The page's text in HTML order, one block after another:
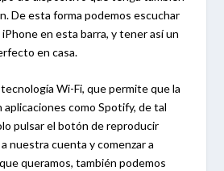
De esta forma podemos escuchar
en esta barra, y tener así un
en casa.
Wi-Fi, que permite que la
como Spotify, de tal
pulsar el botón de reproducir
nuestra cuenta y comenzar a
queramos, también podemos